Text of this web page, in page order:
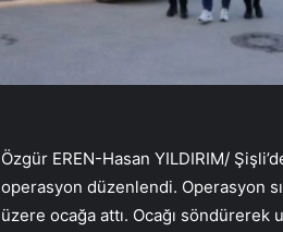
Özgür EREN-Hasan YILDIRIM/
operasyon düzenlendi. Operasyon
üzere ocağa attı. Ocağı söndürerek